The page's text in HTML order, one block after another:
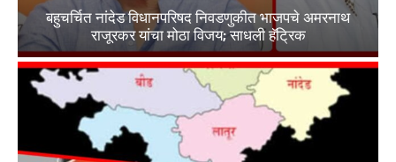
बहुचर्चित नांदेड विधानपरिषद निवडणुकीत भाजपचे अमरनाथ
राजूरकर यांचा मोठा विजय; साधली हॅट्रिक